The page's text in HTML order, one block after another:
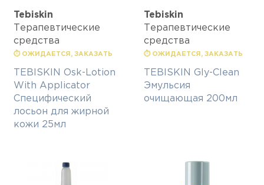
Tebiskin
Терапевтические
средства
⏱ ОЖИДАЕТСЯ, ЗАКАЗАТЬ
TEBISKIN Osk-Lotion
With Applicator
Специфический
лосьон для жирной
кожи 25мл
Tebiskin
Терапевтические
средства
⏱ ОЖИДАЕТСЯ, ЗАКАЗАТЬ
TEBISKIN Gly-Clean
Эмульсия
очищающая 200мл